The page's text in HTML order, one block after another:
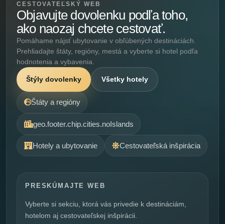
CESTOVATEĽSKÝ WEB
Objavujte dovolenku podľa toho,
ako naozaj chcete cestovať.
Pomáhame nájsť ubytovanie v obľúbených destináciách.
Prehliadajte štáty, regióny, mestá a vyberte si hotel podľa
hodnotenia a vybavenia.
Štýly dovolenky Všetky hotely
Štáty a regióny
geo.footer.chip.cities.noIslands
Hotely a ubytovanie Cestovateľská inšpirácia
PRESKÚMAJTE WEB
Vyberte si sekciu, ktorá vás privedie k destináciám,
hotelom aj cestovateľskej inšpirácii.